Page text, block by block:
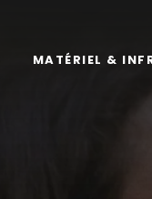
MATÉRIEL &